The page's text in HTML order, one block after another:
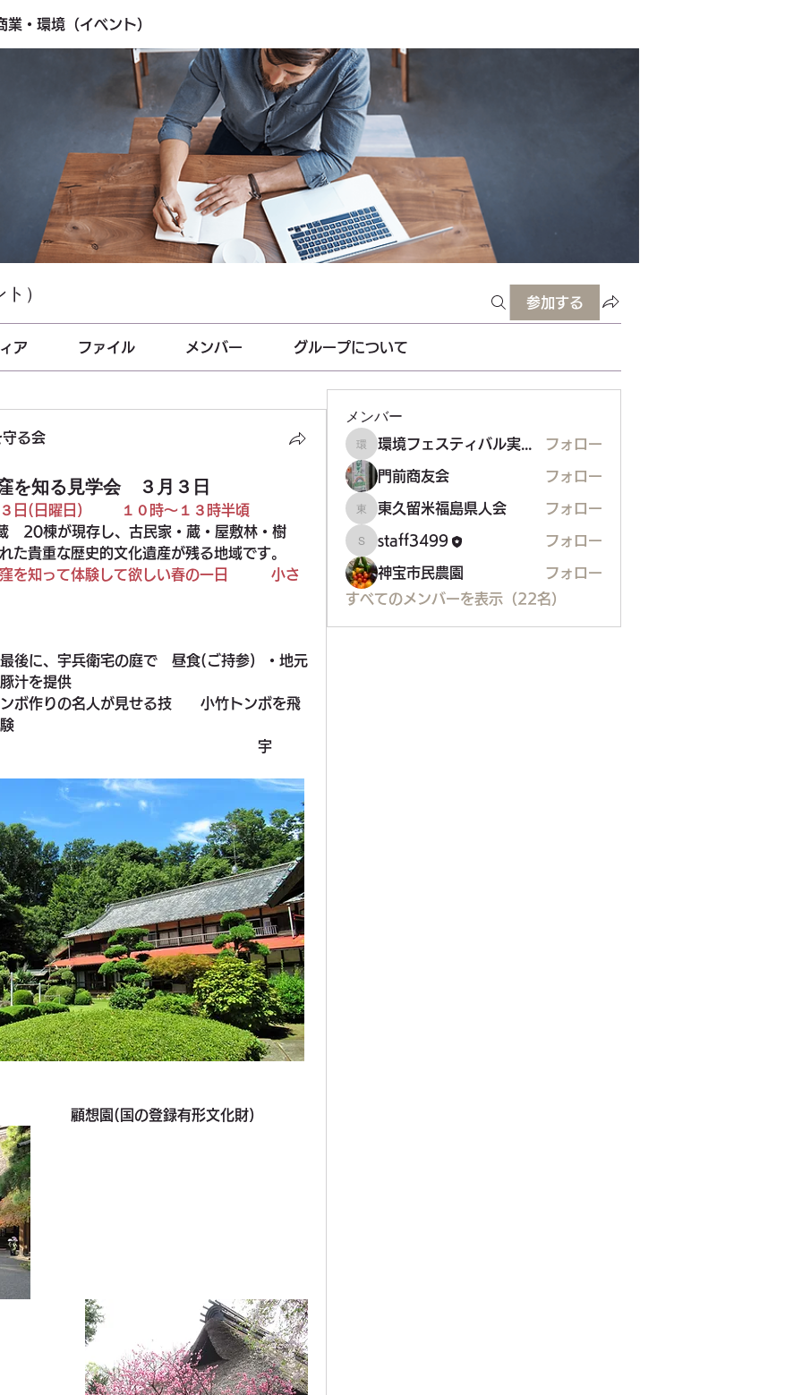
業・環境（イベント）
） 参加する
ア ファイル メンバー グループについて
る会
を知る見学会 ３月３日
)  　　１０時～１３時半頃
　20棟が現存し、古民家・蔵・屋敷林・樹
た貴重な歴史的文化遺産が残る地域です。
を知って体験して欲しい春の一日　　　小さ
後に、宇兵衛宅の庭で　昼食(ご持参)  ・地元
汁を提供
作りの名人が見せる技　　小竹トンボを飛
宇
録有形文化財)
メンバー
環境フェスティバル実行委員会
環境フェスティバル実行委員会 フォロー
門前商友会 フォロー
東久留米福島県人会
東久留米福島県人会 フォロー
staff3499
staff3499 フォロー
神宝市民農園
フォロー
すべてのメンバーを表示（22名）